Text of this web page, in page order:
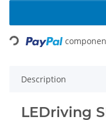
Loading...
Description
LEDriving